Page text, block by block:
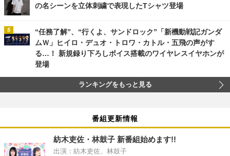
の名シーンを立体刺繍で表現したTシャツ登場
“任務了解”、“行くよ、サンドロック”「新機動戦記ガンダ
ムＷ」ヒイロ・デュオ・トロワ・カトル・五飛の声がす
る…！ 新規録り下ろしボイス搭載のワイヤレスイヤホンが
登場
ランキングをもっと見る
番組更新情報
紡木吏佐・林鼓子 新番組始めます!!
出演：紡木吏佐、林鼓子